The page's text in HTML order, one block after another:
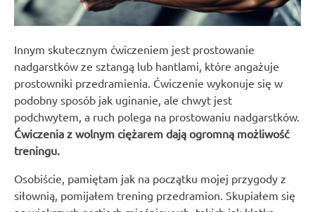
Innym skutecznym ćwiczeniem jest prostowanie
nadgarstków ze sztangą lub hantlami, które angażuje
prostowniki przedramienia. Ćwiczenie wykonuje się w
podobny sposób jak uginanie, ale chwyt jest
podchwytem, a ruch polega na prostowaniu nadgarstków.
Ćwiczenia z wolnym ciężarem dają ogromną możliwość
treningu.
Osobiście, pamiętam jak na początku mojej przygody z
siłownią, pomijałem trening przedramion. Skupiałem się